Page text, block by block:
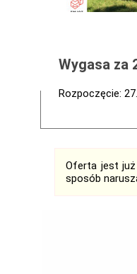
Wygasa za
Rozpoczęcie:
Oferta jest już
sposób